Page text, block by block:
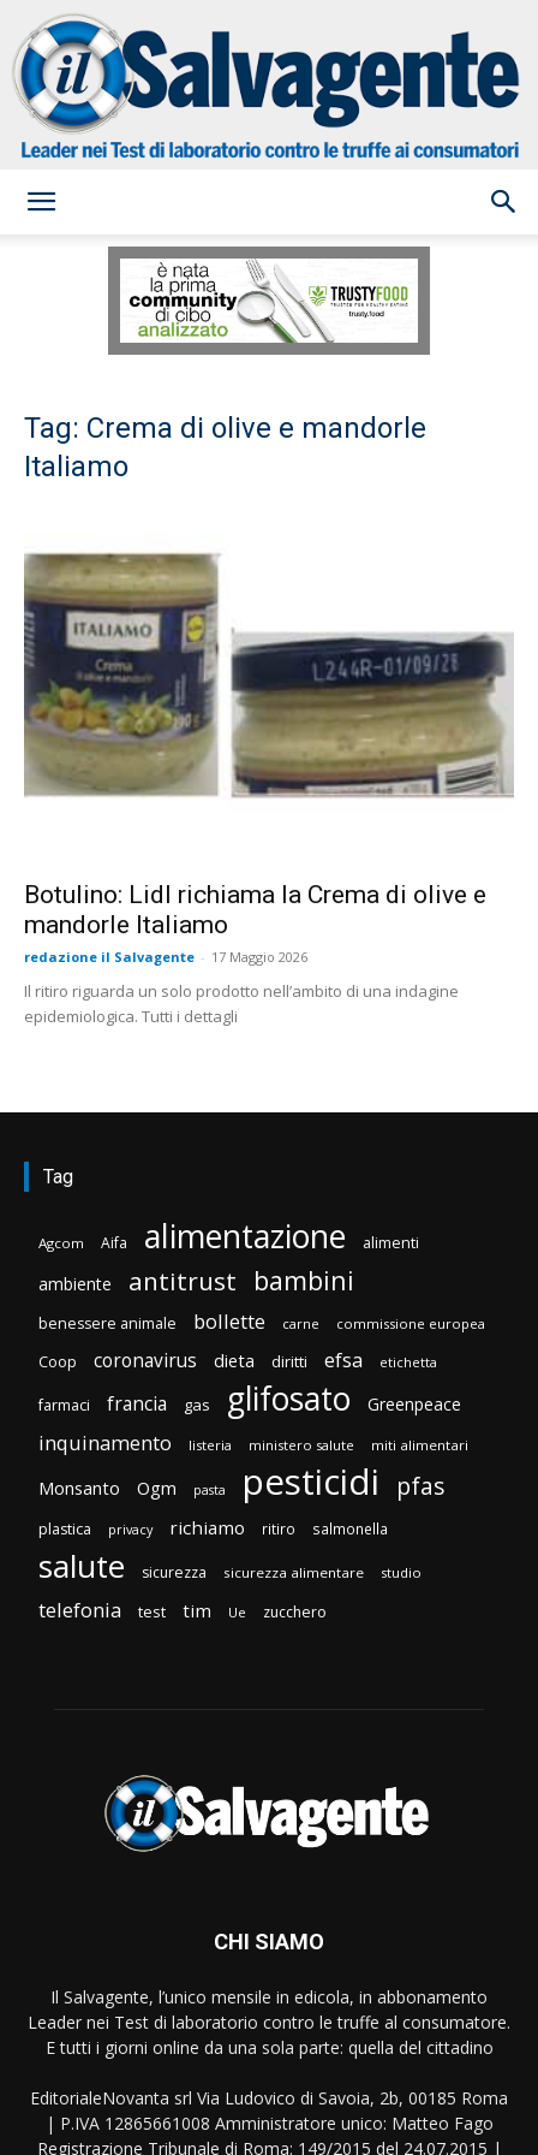
Salvagente
Tag: Crema di olive e mandorle
Italiamo
Botulino: Lidl richiama la Crema di olive e
mandorle Italiamo
redazione il Salvagente - 17 Maggio 2026
Il ritiro riguarda un solo prodotto nell’ambito di una indagine
epidemiologica. Tutti i dettagli
Tag
Agcom Aifa alimentazione alimenti
ambiente antitrust bambini
benessere animale bollette carne commissione europea
Coop coronavirus dieta diritti efsa etichetta
farmaci francia gas glifosato Greenpeace
inquinamento listeria ministero salute miti alimentari
Monsanto Ogm pasta pesticidi pfas
plastica privacy richiamo ritiro salmonella
salute sicurezza sicurezza alimentare studio
telefonia test tim Ue zucchero
CHI SIAMO
Il Salvagente, l’unico mensile in edicola, in abbonamento
Leader nei Test di laboratorio contro le truffe al consumatore.
E tutti i giorni online da una sola parte: quella del cittadino
EditorialeNovanta srl Via Ludovico di Savoia, 2b, 00185 Roma
| P.IVA 12865661008 Amministratore unico: Matteo Fago
Registrazione Tribunale di Roma: 149/2015 del 24.07.2015 |